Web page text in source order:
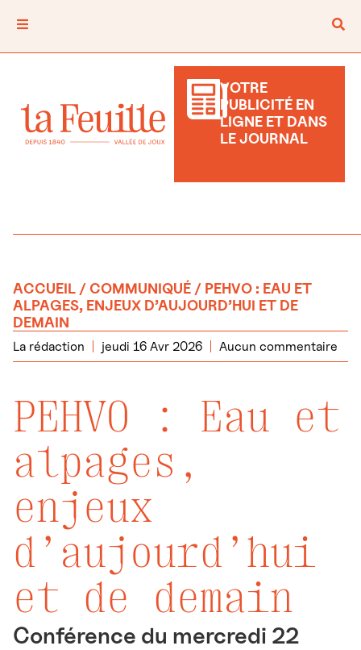
VOTRE
PUBLICITÉ EN
LIGNE ET DANS
LE JOURNAL
ACCUEIL /COMMUNIQUÉ / PEHVO : EAU ET
ALPAGES, ENJEUX D’AUJOURD’HUI ET DE
DEMAIN
La rédaction jeudi 16 Avr 2026 Aucun commentaire
PEHVO : Eau et
alpages,
enjeux
d’aujourd’hui
et de demain
Conférence du mercredi 22